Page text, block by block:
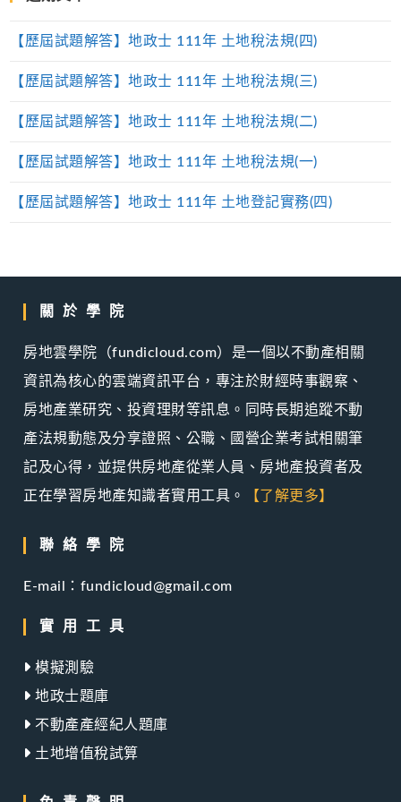
【歷屆試題解答】地政士 111年 土地稅法規(四)
【歷屆試題解答】地政士 111年 土地稅法規(三)
【歷屆試題解答】地政士 111年 土地稅法規(二)
【歷屆試題解答】地政士 111年 土地稅法規(一)
【歷屆試題解答】地政士 111年 土地登記實務(四)
關於學院
房地雲學院（fundicloud.com）是一個以不動產相關
資訊為核心的雲端資訊平台，專注於財經時事觀察、
房地產業研究、投資理財等訊息。同時長期追蹤不動
產法規動態及分享證照、公職、國營企業考試相關筆
記及心得，並提供房地產從業人員、房地產投資者及
正在學習房地產知識者實用工具。
【了解更多】
聯絡學院
E-mail：fundicloud@gmail.com
實用工具
模擬測驗
地政士題庫
不動產產經紀人題庫
土地增值稅試算